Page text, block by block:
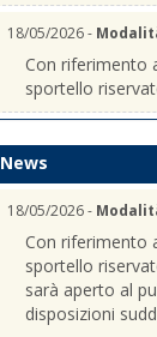
18/05/2026 -
Con riferimento
sportello
News
18/05/2026 -
Con riferimento
sportello
sarà aperto al
disposizioni